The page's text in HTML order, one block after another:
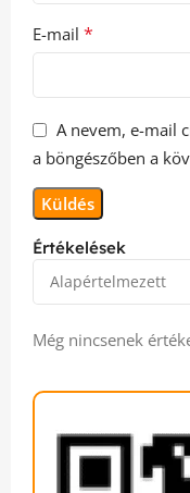
Értékelések
Még nincsenek
E-mail *
A nevem, e-mail
a böngészőben a